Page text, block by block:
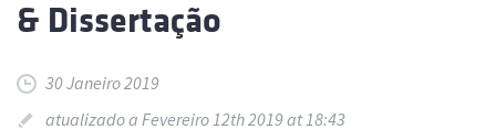
& Dissertação
30 Janeiro 2019
atualizado a Fevereiro 12th 2019 at 18:43